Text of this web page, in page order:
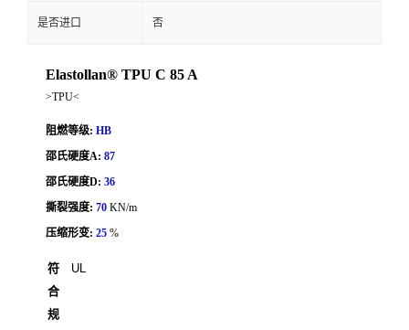
是否进口 否
Elastollan® TPU C 85 A
>TPU<
阻燃等级: HB
邵氏硬度A: 87
邵氏硬度D: 36
撕裂强度: 70 KN/m
压缩形变: 25 %
符
合
规
UL